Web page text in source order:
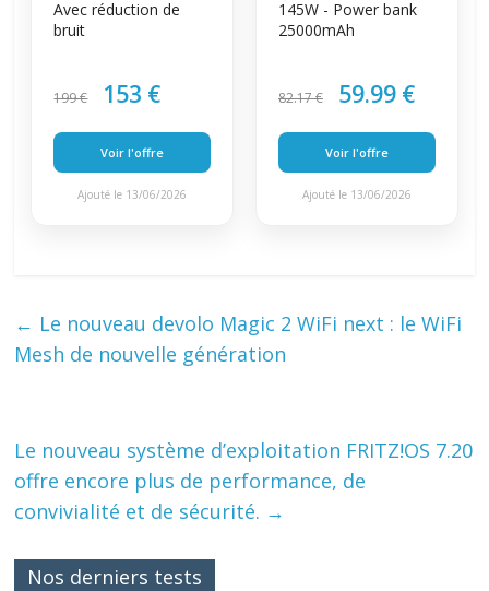
Avec réduction de
bruit
199 € 153 €
Voir l'offre
Ajouté le 13/06/2026
145W - Power bank
25000mAh
82.17 € 59.99 €
Voir l'offre
Ajouté le 13/06/2026
← Le nouveau devolo Magic 2 WiFi next : le WiFi
Mesh de nouvelle génération
Le nouveau système d’exploitation FRITZ!OS 7.20
offre encore plus de performance, de
convivialité et de sécurité. →
Nos derniers tests